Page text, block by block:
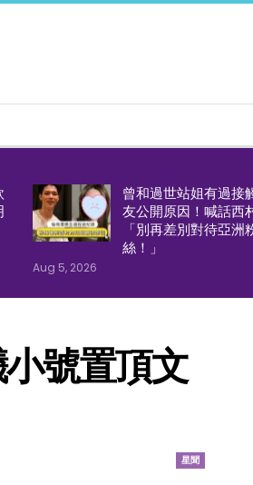
曾和過世站姐有過接
友公開原因！喊話西
「別再差別對待亞洲
絲！」
Aug 5, 2026
號置頂文
星聞